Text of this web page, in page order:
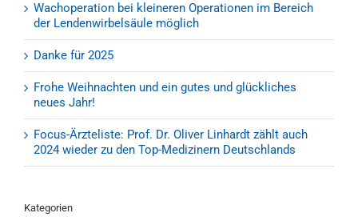
Wachoperation bei kleineren Operationen im Bereich
der Lendenwirbelsäule möglich
Danke für 2025
Frohe Weihnachten und ein gutes und glückliches
neues Jahr!
Focus-Ärzteliste: Prof. Dr. Oliver Linhardt zählt auch
2024 wieder zu den Top-Medizinern Deutschlands
Kategorien